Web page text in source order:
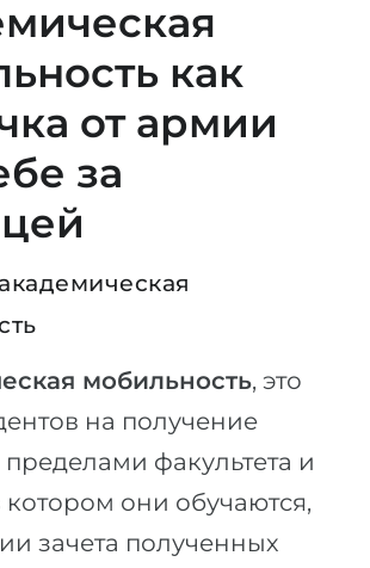
как
от армии
за
мобильность, это
на получение
факультета и
котором они обучаются,
зачета полученных